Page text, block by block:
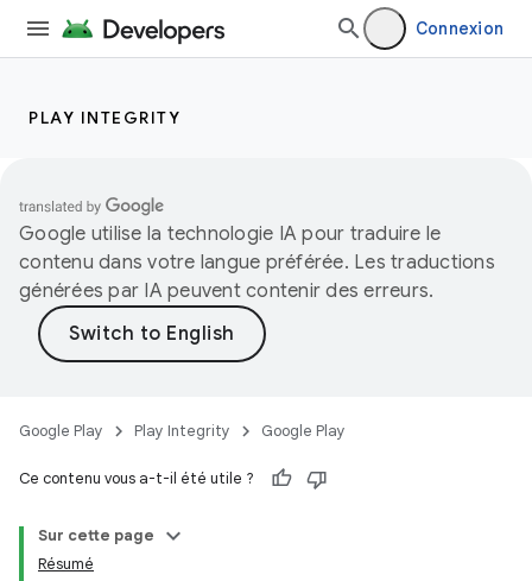
Connexion
PLAY INTEGRITY
Google utilise la technologie IA pour traduire le
contenu dans votre langue préférée. Les traductions
générées par IA peuvent contenir des erreurs.
Google Play Play Integrity Google Play
Ce contenu vous a-t-il été utile ?
Sur cette page
Résumé